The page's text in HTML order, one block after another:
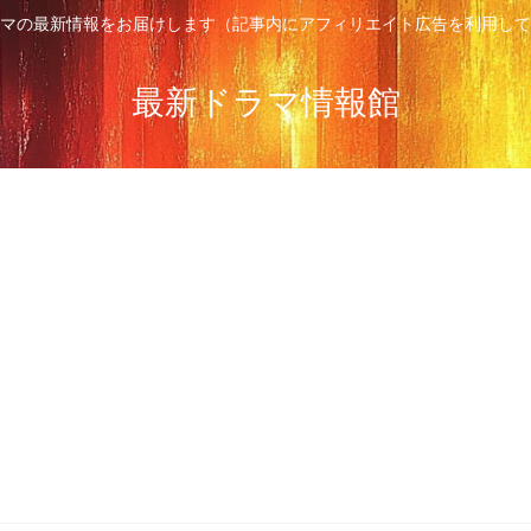
の最新情報をお届けします（記事内にアフィリエイト広告を利用し
最新ドラマ情報館